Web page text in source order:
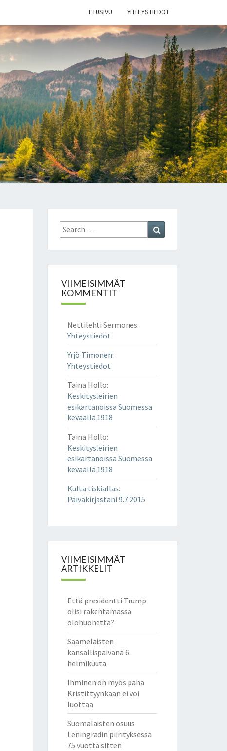
ETUSIVU YHTEYSTIEDOT
Search
for:
VIIMEISIMMÄT
KOMMENTIT
Nettilehti Sermones:
Yhteystiedot
Yrjö Timonen:
Yhteystiedot
Taina Hollo:
Keskitysleirien
esikartanoissa Suomessa
keväällä 1918
Taina Hollo:
Keskitysleirien
esikartanoissa Suomessa
keväällä 1918
Kulta tiskiallas:
Päiväkirjastani 9.7.2015
VIIMEISIMMÄT
ARTIKKELIT
Että presidentti Trump
olisi rakentamassa
olohuonetta?
Saamelaisten
kansallispäivänä 6.
helmikuuta
Ihminen on myös paha
Kristittyynkään ei voi
luottaa
Suomalaisten osuus
Leningradin piirityksessä
75 vuotta sitten